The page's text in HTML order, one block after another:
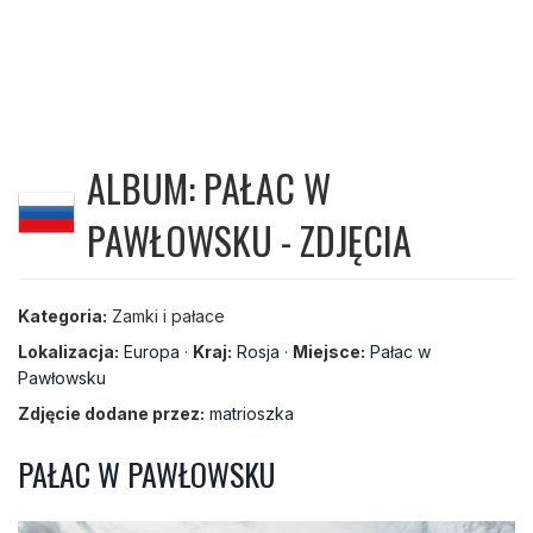
ALBUM: PAŁAC W
PAWŁOWSKU - ZDJĘCIA
Kategoria: Zamki i pałace
Lokalizacja: Europa · Kraj: Rosja · Miejsce: Pałac w
Pawłowsku
Zdjęcie dodane przez: matrioszka
PAŁAC W PAWŁOWSKU